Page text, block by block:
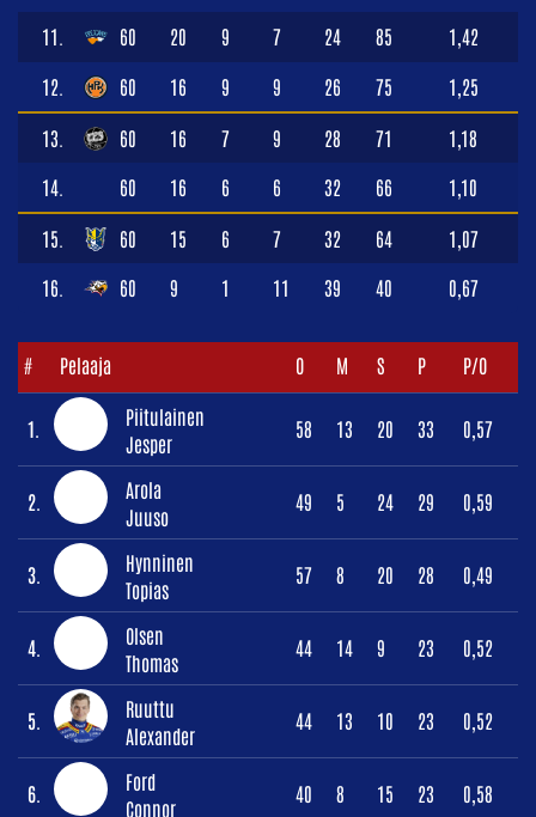
11. 60 20 9 7 24 85 1,42
12. 60 16 9 9 26 75 1,25
13. 60 16 7 9 28 71 1,18
14. 60 16 6 6 32 66 1,10
15. 60 15 6 7 32 64 1,07
16. 60 9 1 11 39 40 0,67
# Pelaaja O M S P P/O
1.
Piitulainen
Jesper
58 13 20 33 0,57
2.
Arola
Juuso
49 5 24 29 0,59
3.
Hynninen
Topias
57 8 20 28 0,49
4.
Olsen
Thomas
44 14 9 23 0,52
5.
Ruuttu
Alexander
44 13 10 23 0,52
6.
Ford
Connor
40 8 15 23 0,58